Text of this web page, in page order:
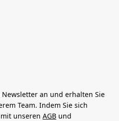
an und erhalten Sie
Team. Indem Sie sich
unseren AGB und